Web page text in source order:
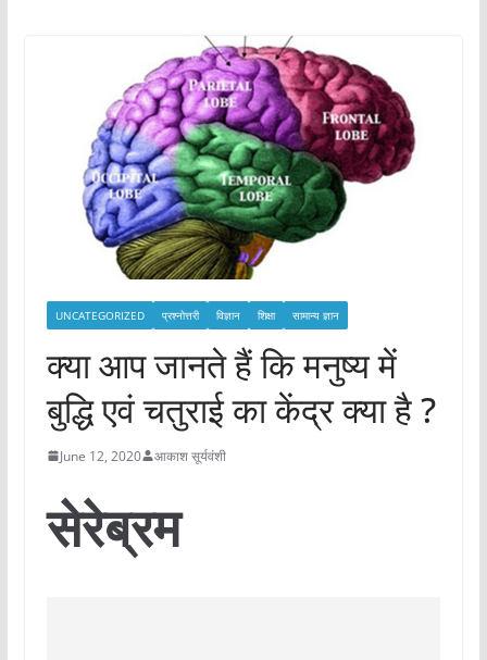
UNCATEGORIZED प्रश्नोत्तरी विज्ञान शिक्षा सामान्य ज्ञान
क्या आप जानते हैं कि मनुष्य में
बुद्धि एवं चतुराई का केंद्र क्या है ?
June 12, 2020 आकाश सूर्यवंशी
सेरेब्रम